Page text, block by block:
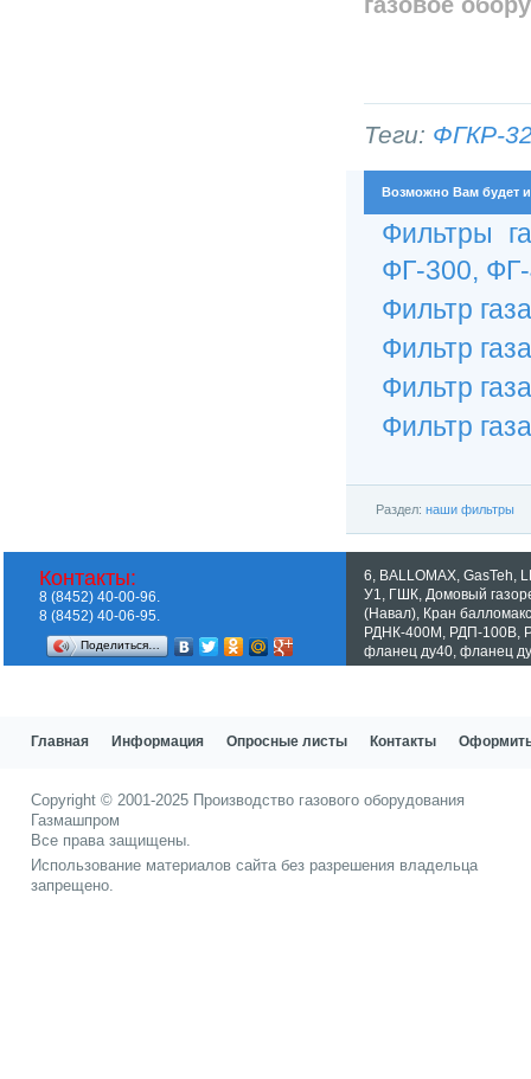
Теги: ФГКР-
Возможно Вам будет
Фильтры
ФГ-300,
Фильтр
Фильтр
Фильтр
Фильтр
Раздел: наши фильтры
6 BALLOMAX GasTeh
У1
ГШК Домовый
(Навал) Кран
РДНК-400М РДП-100В
фланец ду40 фланец
Контакты:
8 (8452) 40-00-96.
8 (8452) 40-06-95.
Поделиться…
Главная Информация Опросные листы Контакты Оформить
Copyright © 2001-2025 Производство газового оборудования
Газмашпром
Все права защищены.
Использование материалов сайта без разрешения владельца
запрещено.